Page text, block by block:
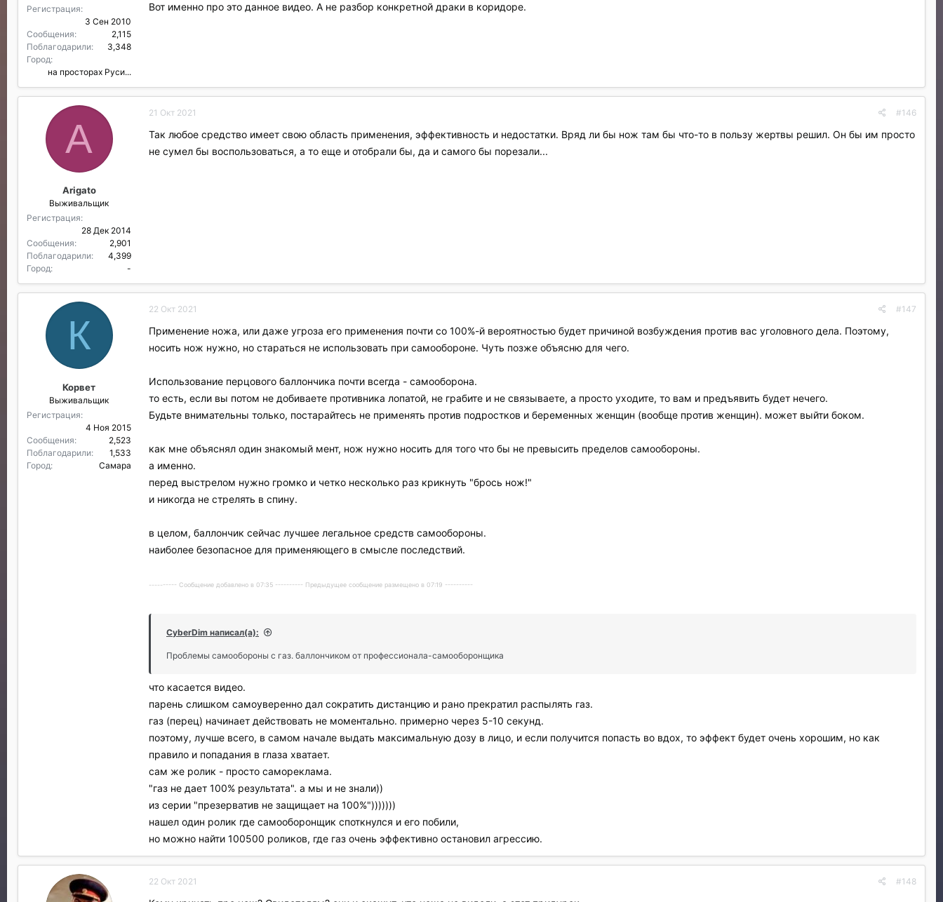
Регистрация
3 Сен 2010
Сообщения
2,115
Поблагодарили
3,348
Город
на просторах Руси...
Вот именно про это данное видео. А не разбор конкретной драки в коридоре.
A
Arigato
Выживальщик
Регистрация
28 Дек 2014
Сообщения
2,901
Поблагодарили
4,399
Город
-
21 Окт 2021 #146
Так любое средство имеет свою область применения, эффективность и недостатки. Вряд ли бы нож там бы что-то в пользу жертвы решил. Он бы им просто
не сумел бы воспользоваться, а то еще и отобрали бы, да и самого бы порезали...
К
Корвет
Выживальщик
Регистрация
4 Ноя 2015
Сообщения
2,523
Поблагодарили
1,533
Город
Самара
22 Окт 2021 #147
Применение ножа, или даже угроза его применения почти со 100%-й вероятностью будет причиной возбуждения против вас уголовного дела. Поэтому,
носить нож нужно, но стараться не использовать при самообороне. Чуть позже объясню для чего.
Использование перцового баллончика почти всегда - самооборона.
то есть, если вы потом не добиваете противника лопатой, не грабите и не связываете, а просто уходите, то вам и предъявить будет нечего.
Будьте внимательны только, постарайтесь не применять против подростков и беременных женщин (вообще против женщин). может выйти боком.
как мне объяснял один знакомый мент, нож нужно носить для того что бы не превысить пределов самообороны.
а именно.
перед выстрелом нужно громко и четко несколько раз крикнуть "брось нож!"
и никогда не стрелять в спину.
в целом, баллончик сейчас лучшее легальное средств самообороны.
наиболее безопасное для применяющего в смысле последствий.
---------- Сообщение добавлено в 07:35 ---------- Предыдущее сообщение размещено в 07:19 ----------
CyberDim написал(а):
Проблемы самообороны с газ. баллончиком от профессионала-самооборонщика
что касается видео.
парень слишком самоуверенно дал сократить дистанцию и рано прекратил распылять газ.
газ (перец) начинает действовать не моментально. примерно через 5-10 секунд.
поэтому, лучше всего, в самом начале выдать максимальную дозу в лицо, и если получится попасть во вдох, то эффект будет очень хорошим, но как
правило и попадания в глаза хватает.
сам же ролик - просто самореклама.
"газ не дает 100% результата". а мы и не знали))
из серии "презерватив не защищает на 100%")))))))
нашел один ролик где самооборонщик споткнулся и его побили,
но можно найти 100500 роликов, где газ очень эффективно остановил агрессию.
22 Окт 2021 #148